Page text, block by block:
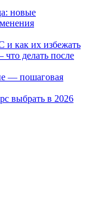
новые
как их избежать
делать после
— пошаговая
выбрать в 2026